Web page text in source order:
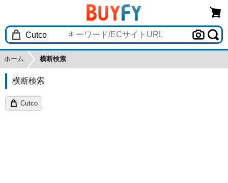
ホーム 横断検索
横断検索
Cutco